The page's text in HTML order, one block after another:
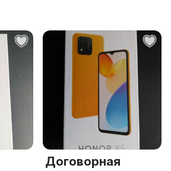
Договорная